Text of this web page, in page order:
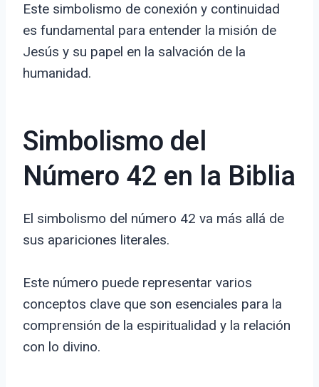
Este simbolismo de conexión y continuidad
es fundamental para entender la misión de
Jesús y su papel en la salvación de la
humanidad.
Simbolismo del
Número 42 en la Biblia
El simbolismo del número 42 va más allá de
sus apariciones literales.
Este número puede representar varios
conceptos clave que son esenciales para la
comprensión de la espiritualidad y la relación
con lo divino.